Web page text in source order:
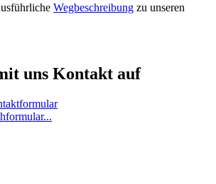
Wegbeschreibung zu unseren
uns Kontakt auf